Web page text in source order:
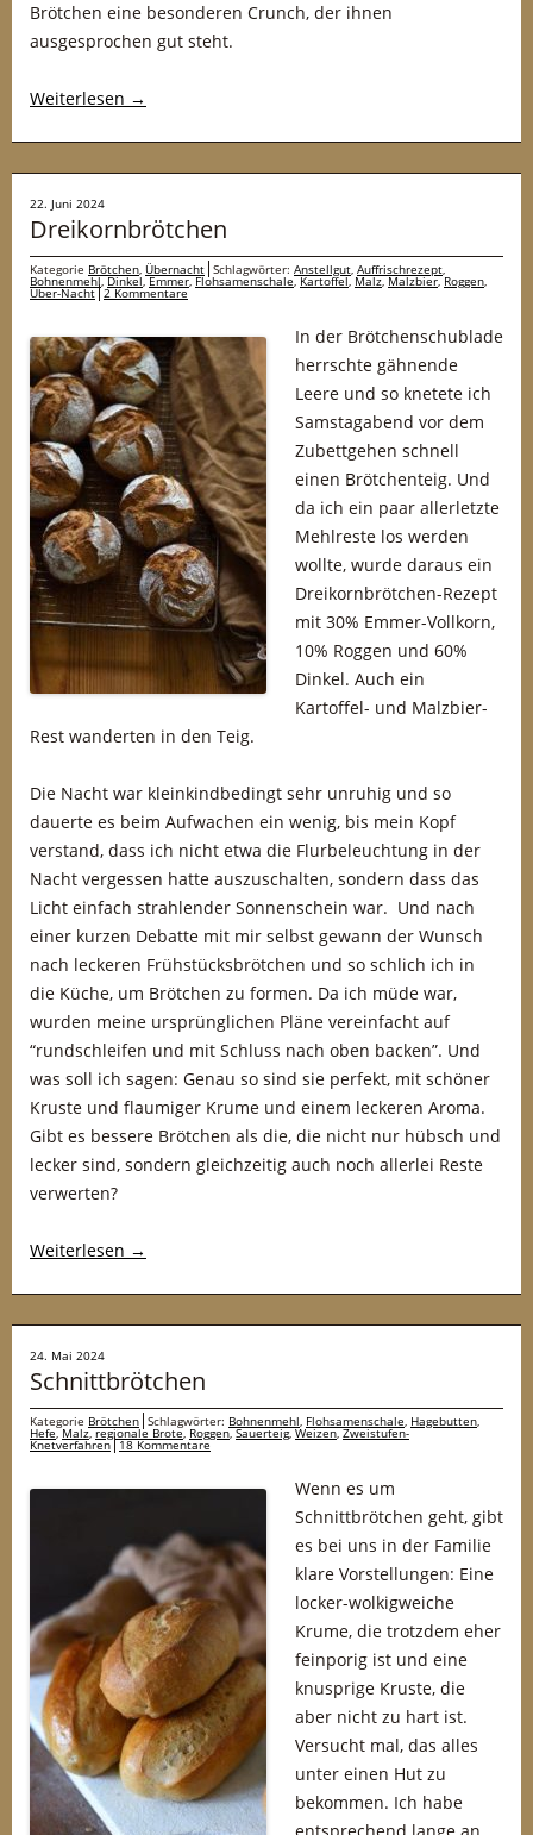
Brötchen eine besonderen Crunch, der ihnen
ausgesprochen gut steht.
Weiterlesen →
22. Juni 2024
Dreikornbrötchen
Kategorie Brötchen, Übernacht Schlagwörter: Anstellgut, Auffrischrezept,
Bohnenmehl,Dinkel,Emmer,Flohsamenschale,Kartoffel, Malz,Malzbier,Roggen,
Über-Nacht 2 Kommentare
In der Brötchenschublade
herrschte gähnende
Leere und so knetete ich
Samstagabend vor dem
Zubettgehen schnell
einen Brötchenteig. Und
da ich ein paar allerletzte
Mehlreste los werden
wollte, wurde daraus ein
Dreikornbrötchen-Rezept
mit 30% Emmer-Vollkorn,
10% Roggen und 60%
Dinkel. Auch ein
Kartoffel- und Malzbier-
Rest wanderten in den Teig.
Die Nacht war kleinkindbedingt sehr unruhig und so
dauerte es beim Aufwachen ein wenig, bis mein Kopf
verstand, dass ich nicht etwa die Flurbeleuchtung in der
Nacht vergessen hatte auszuschalten, sondern dass das
Licht einfach strahlender Sonnenschein war. Und nach
einer kurzen Debatte mit mir selbst gewann der Wunsch
nach leckeren Frühstücksbrötchen und so schlich ich in
die Küche, um Brötchen zu formen. Da ich müde war,
wurden meine ursprünglichen Pläne vereinfacht auf
“rundschleifen und mit Schluss nach oben backen”. Und
was soll ich sagen: Genau so sind sie perfekt, mit schöner
Kruste und flaumiger Krume und einem leckeren Aroma.
Gibt es bessere Brötchen als die, die nicht nur hübsch und
lecker sind, sondern gleichzeitig auch noch allerlei Reste
verwerten?
Weiterlesen →
24. Mai 2024
Schnittbrötchen
Kategorie Brötchen Schlagwörter: Bohnenmehl, Flohsamenschale, Hagebutten,
Hefe,Malz,regionale Brote, Roggen,Sauerteig,Weizen,Zweistufen-
Knetverfahren 18 Kommentare
Wenn es um
Schnittbrötchen geht, gibt
es bei uns in der Familie
klare Vorstellungen: Eine
locker-wolkigweiche
Krume, die trotzdem eher
feinporig ist und eine
knusprige Kruste, die
aber nicht zu hart ist.
Versucht mal, das alles
unter einen Hut zu
bekommen. Ich habe